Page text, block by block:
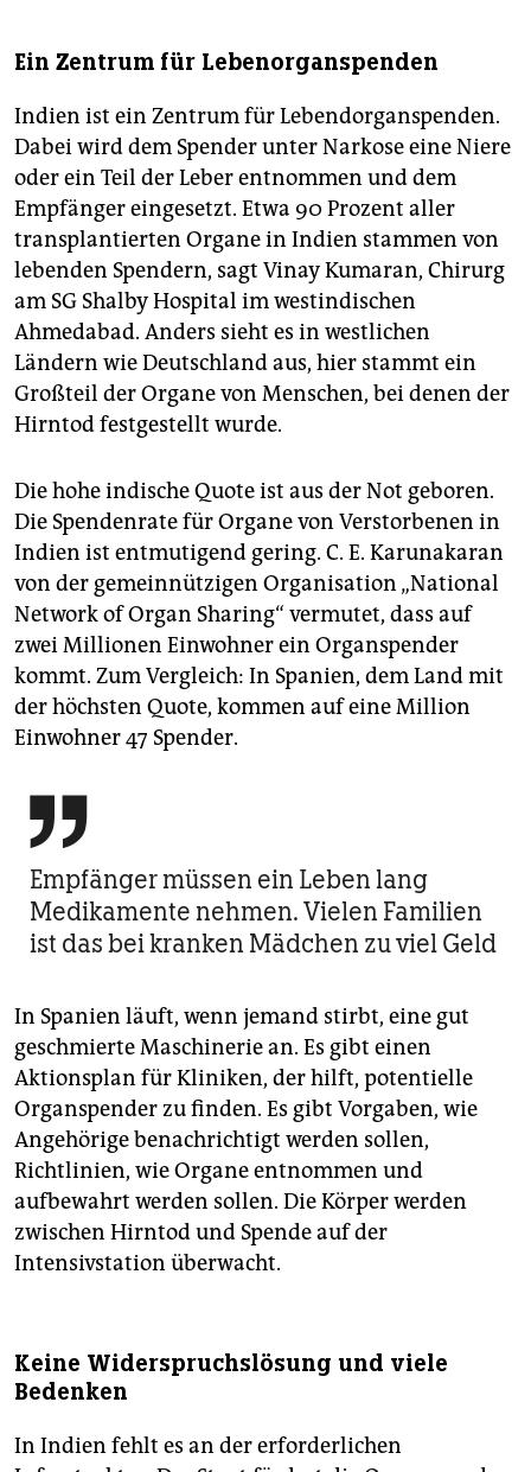
Ein Zentrum für Lebenorganspenden
Indien ist ein Zentrum für Lebendorganspenden.
Dabei wird dem Spender unter Narkose eine Niere
oder ein Teil der Leber entnommen und dem
Empfänger eingesetzt. Etwa 90 Prozent aller
transplantierten Organe in Indien stammen von
lebenden Spendern, sagt Vinay Kumaran, Chirurg
am SG Shalby Hospital im westindischen
Ahmedabad. Anders sieht es in westlichen
Ländern wie Deutschland aus, hier stammt ein
Großteil der Organe von Menschen, bei denen der
Hirntod festgestellt wurde.
Die hohe indische Quote ist aus der Not geboren.
Die Spendenrate für Organe von Verstorbenen in
Indien ist entmutigend gering. C. E. Karunakaran
von der gemeinnützigen Organisation „National
Network of Organ Sharing“ vermutet, dass auf
zwei Millionen Einwohner ein Organspender
kommt. Zum Vergleich: In Spanien, dem Land mit
der höchsten Quote, kommen auf eine Million
Einwohner 47 Spender.

Empfänger müssen ein Leben lang
Medikamente nehmen. Vielen Familien
ist das bei kranken Mädchen zu viel Geld
In Spanien läuft, wenn jemand stirbt, eine gut
geschmierte Maschinerie an. Es gibt einen
Aktionsplan für Kliniken, der hilft, potentielle
Organspender zu finden. Es gibt Vorgaben, wie
Angehörige benachrichtigt werden sollen,
Richtlinien, wie Organe entnommen und
aufbewahrt werden sollen. Die Körper werden
zwischen Hirntod und Spende auf der
Intensivstation überwacht.
Keine Widerspruchslösung und viele
Bedenken
In Indien fehlt es an der erforderlichen